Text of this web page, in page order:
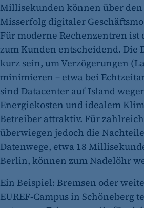
Millisekunden können über
Misserfolg digitaler
Für moderne Rechenzentren ist
zum Kunden entscheidend. Die
kurz sein, um Verzögerungen
minimieren – etwa bei
sind Datacenter auf Island
Energiekosten und idealem
Betreiber attraktiv. Für
überwiegen jedoch die
Datenwege, etwa 18
Berlin, können zum Nadelöhr
Ein Beispiel: Bremsen oder
EUREF-Campus in Schöneberg